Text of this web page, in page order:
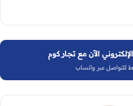
الآن مع تجار كوم
للتواصل عبر واتساب